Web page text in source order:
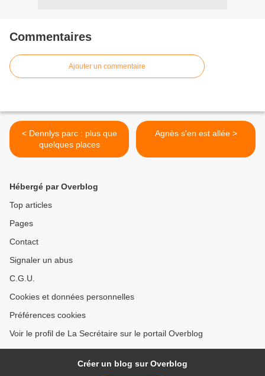
Commentaires
Ajouter un commentaire
< Dennlys parc : plus que
quelques places
Agnès s'en est allée >
Hébergé par Overblog
Top articles
Pages
Contact
Signaler un abus
C.G.U.
Cookies et données personnelles
Préférences cookies
Voir le profil de La Secrétaire sur le portail Overblog
Créer un blog sur Overblog